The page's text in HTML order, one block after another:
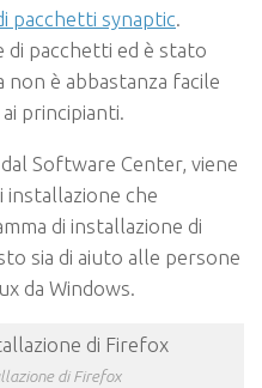
pacchetti synaptic.
pacchetti ed è stato
è abbastanza facile
principianti.
Software Center, viene
installazione che
di installazione di
sia di aiuto alle persone
da Windows.
di Firefox